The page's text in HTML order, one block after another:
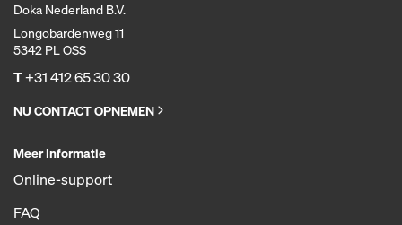
Doka Nederland B.V.
Longobardenweg 11
5342 PL OSS
T+31 412 65 30 30
NU CONTACT OPNEMEN
Meer Informatie
Online-support
FAQ